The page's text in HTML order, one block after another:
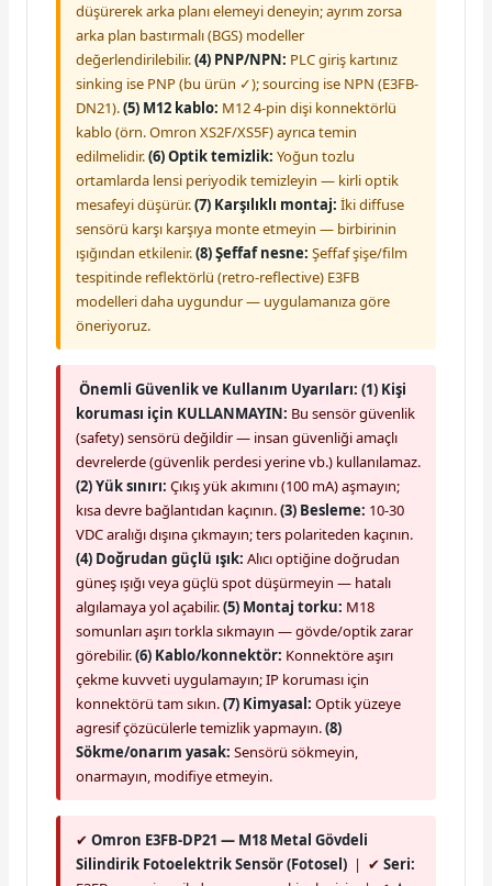
düşürerek arka planı elemeyi deneyin; ayrım zorsa
arka plan bastırmalı (BGS) modeller
değerlendirilebilir.(4) PNP/NPN: PLC giriş kartınız
sinking ise PNP (bu ürün ✓); sourcing ise NPN (E3FB-
DN21).(5) M12 kablo: M12 4-pin dişi konnektörlü
kablo (örn. Omron XS2F/XS5F) ayrıca temin
edilmelidir.(6) Optik temizlik: Yoğun tozlu
ortamlarda lensi periyodik temizleyin — kirli optik
mesafeyi düşürür.(7) Karşılıklı montaj: İki diffuse
sensörü karşı karşıya monte etmeyin — birbirinin
ışığından etkilenir.(8) Şeffaf nesne: Şeffaf şişe/film
tespitinde reflektörlü (retro-reflective) E3FB
modelleri daha uygundur — uygulamanıza göre
öneriyoruz.
Önemli Güvenlik ve Kullanım Uyarıları: (1) Kişi
koruması için KULLANMAYIN: Bu sensör güvenlik
(safety) sensörü değildir — insan güvenliği amaçlı
devrelerde (güvenlik perdesi yerine vb.) kullanılamaz.
(2) Yük sınırı: Çıkış yük akımını (100 mA) aşmayın;
kısa devre bağlantıdan kaçının.(3) Besleme: 10-30
VDC aralığı dışına çıkmayın; ters polariteden kaçının.
(4) Doğrudan güçlü ışık: Alıcı optiğine doğrudan
güneş ışığı veya güçlü spot düşürmeyin — hatalı
algılamaya yol açabilir.(5) Montaj torku: M18
somunları aşırı torkla sıkmayın — gövde/optik zarar
görebilir.(6) Kablo/konnektör: Konnektöre aşırı
çekme kuvveti uygulamayın; IP koruması için
konnektörü tam sıkın.(7) Kimyasal: Optik yüzeye
agresif çözücülerle temizlik yapmayın.(8)
Sökme/onarım yasak: Sensörü sökmeyin,
onarmayın, modifiye etmeyin.
✔ Omron E3FB-DP21 — M18 Metal Gövdeli
Silindirik Fotoelektrik Sensör (Fotosel) | ✔ Seri: